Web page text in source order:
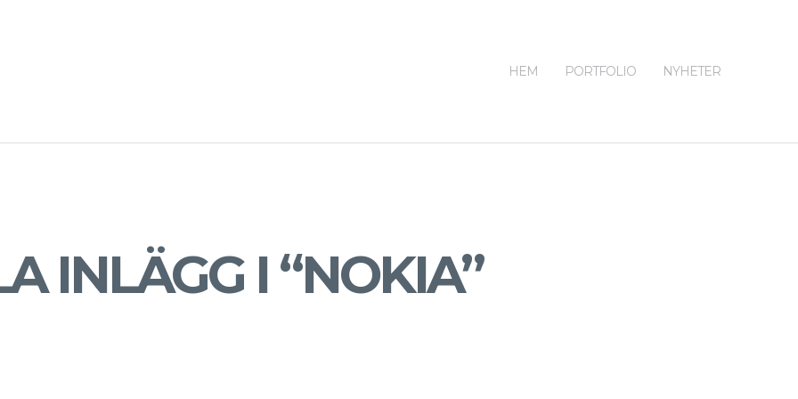
HEM PORTFOLIO NYHETER
INLÄGG I “NOKIA”